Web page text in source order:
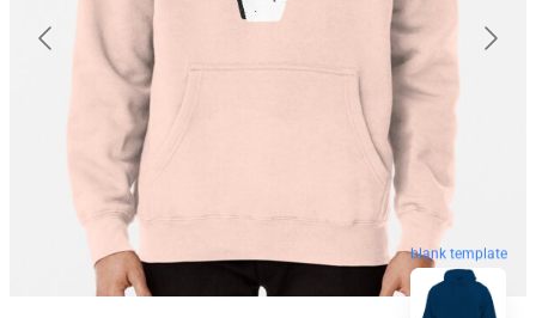
blank template